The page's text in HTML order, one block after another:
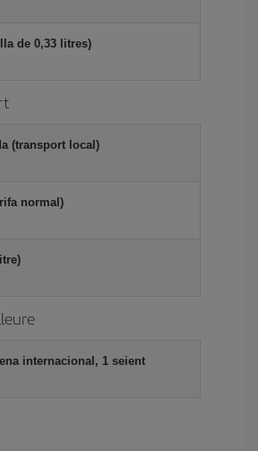
de 0,33 litres)
(transport local)
normal)
internacional, 1 seient